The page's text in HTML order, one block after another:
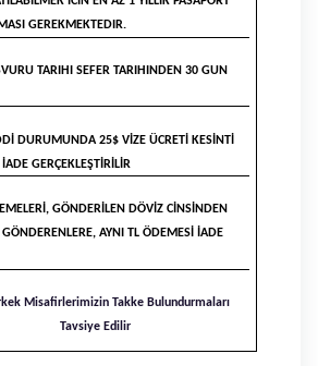
GEREKMEKTEDIR.
TARIHI SEFER TARIHINDEN 30 GUN
DURUMUNDA 25$ VİZE ÜCRETİ KESİNTİ
GERÇEKLEŞTİRİLİR
GÖNDERİLEN DÖVİZ CİNSİNDEN
GÖNDERENLERE, AYNI TL ÖDEMESİ İADE
Misafirlerimizin Takke Bulundurmaları
Tavsiye Edilir